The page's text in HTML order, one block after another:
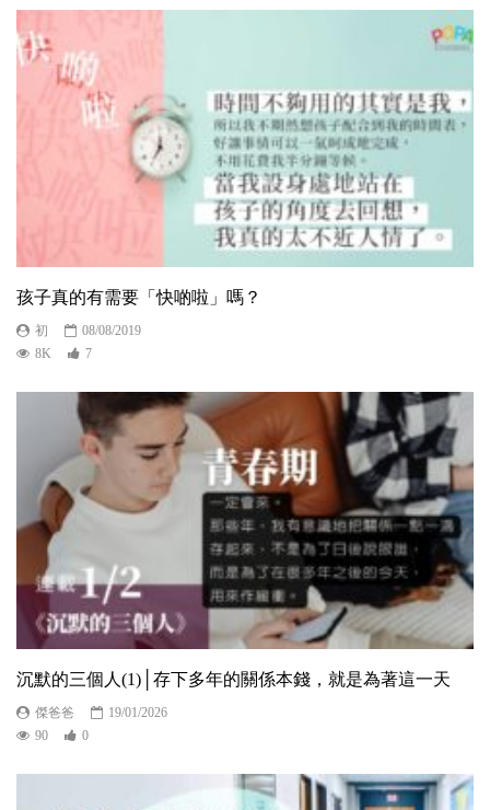
孩子真的有需要「快啲啦」嗎？
初
08/08/2019
8K
7
沉默的三個人(1)│存下多年的關係本錢，就是為著這一天
傑爸爸
19/01/2026
90
0